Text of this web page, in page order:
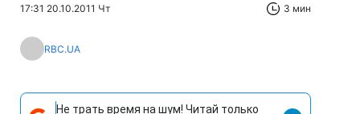
17:31 20.10.2011 Чт 3 мин
RBC.UA
Не трать время на шум! Читай только